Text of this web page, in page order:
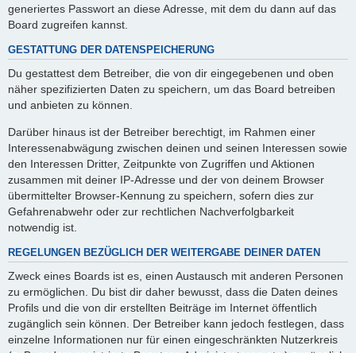
generiertes Passwort an diese Adresse, mit dem du dann auf das
Board zugreifen kannst.
GESTATTUNG DER DATENSPEICHERUNG
Du gestattest dem Betreiber, die von dir eingegebenen und oben
näher spezifizierten Daten zu speichern, um das Board betreiben
und anbieten zu können.
Darüber hinaus ist der Betreiber berechtigt, im Rahmen einer
Interessenabwägung zwischen deinen und seinen Interessen sowie
den Interessen Dritter, Zeitpunkte von Zugriffen und Aktionen
zusammen mit deiner IP-Adresse und der von deinem Browser
übermittelter Browser-Kennung zu speichern, sofern dies zur
Gefahrenabwehr oder zur rechtlichen Nachverfolgbarkeit
notwendig ist.
REGELUNGEN BEZÜGLICH DER WEITERGABE DEINER DATEN
Zweck eines Boards ist es, einen Austausch mit anderen Personen
zu ermöglichen. Du bist dir daher bewusst, dass die Daten deines
Profils und die von dir erstellten Beiträge im Internet öffentlich
zugänglich sein können. Der Betreiber kann jedoch festlegen, dass
einzelne Informationen nur für einen eingeschränkten Nutzerkreis